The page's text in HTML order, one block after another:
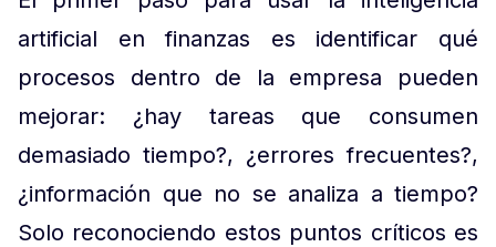
artificial en finanzas es identificar qué
procesos dentro de la empresa pueden
mejorar: ¿hay tareas que consumen
demasiado tiempo?, ¿errores frecuentes?,
¿información que no se analiza a tiempo?
Solo reconociendo estos puntos críticos es